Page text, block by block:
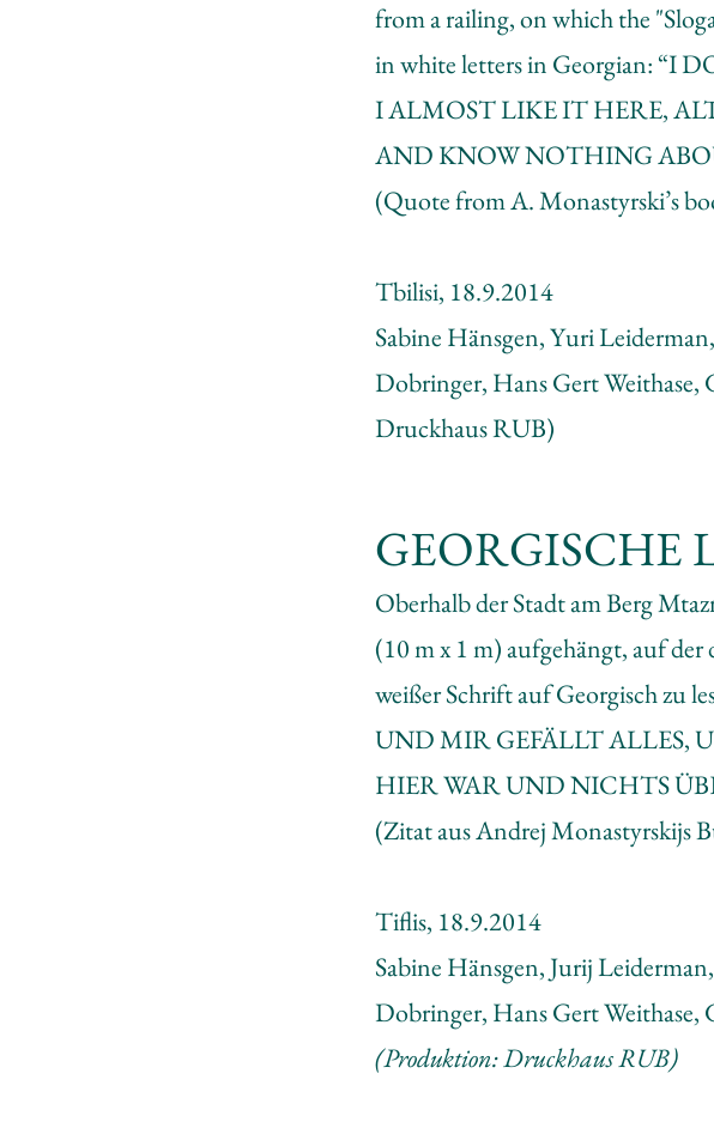
from a railing, on which the
in white letters in Georgian:
I ALMOST LIKE IT HERE,
AND KNOW NOTHING
(Quote from A. Monastyrski’s
Tbilisi, 18.9.2014
Sabine Hänsgen, Yuri
Dobringer, Hans Gert Weithase,
Druckhaus RUB)
GEORGISCHE
Oberhalb der Stadt am Berg
(10 m x 1 m) aufgehängt, auf
weißer Schrift auf Georgisch
UND MIR GEFÄLLT ALLES,
HIER WAR UND NICHTS
(Zitat aus Andrej Monastyrskijs
Tiflis, 18.9.2014
Sabine Hänsgen, Jurij
Dobringer, Hans Gert Weithase,
(Produktion: Druckhaus RUB)